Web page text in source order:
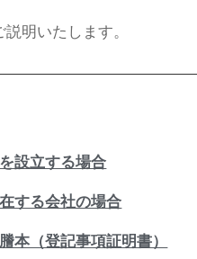
明いたします。
設立する場合
する会社の場合
本（登記事項証明書）